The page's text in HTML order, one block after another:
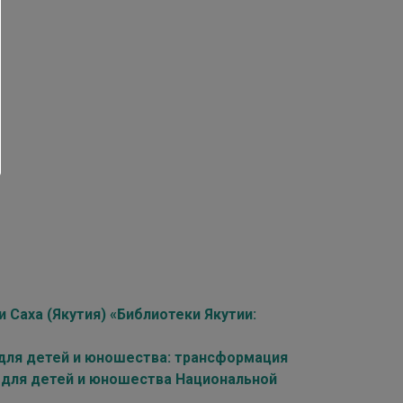
(Якутия) «Библиотеки Якутии:
детей и юношества: трансформация
детей и юношества Национальной